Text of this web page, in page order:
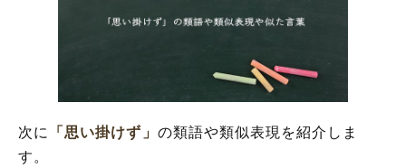
次に 「思い掛けず」 の類語や類似表現を紹介しま
す。